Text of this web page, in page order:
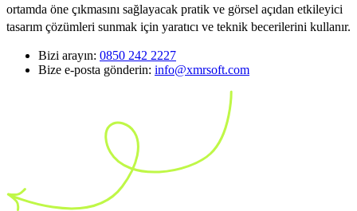
ortamda öne çıkmasını sağlayacak pratik ve görsel açıdan etkileyici
tasarım çözümleri sunmak için yaratıcı ve teknik becerilerini kullanır.
Bizi arayın: 0850 242 2227
Bize e-posta gönderin: info@xmrsoft.com